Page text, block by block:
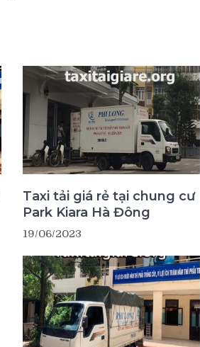
Taxi tải giá rẻ tại chung cư
Park Kiara Hà Đông
19/06/2023